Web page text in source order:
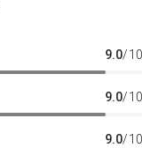
9.0/10
9.0/10
9.0/10